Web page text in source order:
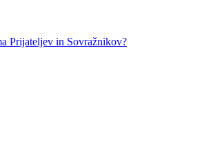
Prijateljev in Sovražnikov?